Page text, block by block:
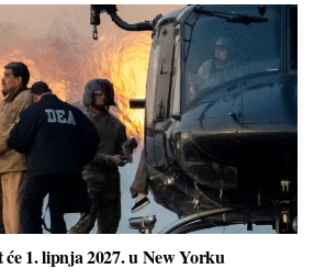
1. lipnja 2027. u New Yorku